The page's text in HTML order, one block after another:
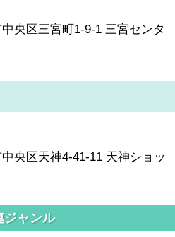
央区三宮町1-9-1 三宮センタ
央区天神4-41-11 天神ショッ
ジャンル